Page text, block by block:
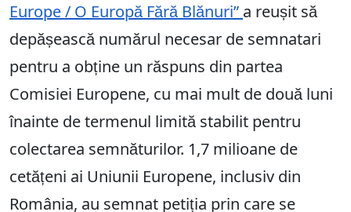
Europe / O Europă Fără Blănuri” a reușit să
depășească numărul necesar de semnatari
pentru a obține un răspuns din partea
Comisiei Europene, cu mai mult de două luni
înainte de termenul limită stabilit pentru
colectarea semnăturilor. 1,7 milioane de
cetățeni ai Uniunii Europene, inclusiv din
România, au semnat petiția prin care se